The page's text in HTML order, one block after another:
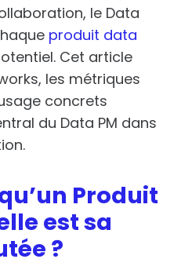
le Data
produit data
Cet article
les métriques
concrets
du Data PM dans
Produit
est sa
?